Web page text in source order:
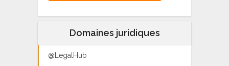
Domaines juridiques
@LegalHub